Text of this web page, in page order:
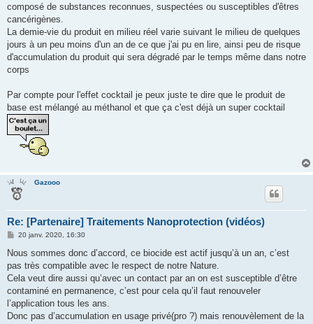
a
g
composé de substances reconnues, suspectées ou susceptibles d'êtres
cancérigènes.
La demie-vie du produit en milieu réel varie suivant le milieu de quelques
jours à un peu moins d'un an de ce que j'ai pu en lire, ainsi peu de risque
d'accumulation du produit qui sera dégradé par le temps même dans notre
corps
Par compte pour l'effet cocktail je peux juste te dire que le produit de
base est mélangé au méthanol et que ça c'est déjà un super cocktail
Gazooo
Re: [Partenaire] Traitements Nanoprotection (vidéos)
M
s
a
g
20 janv. 2020, 16:30
Nous sommes donc d’accord, ce biocide est actif jusqu’à un an, c’est
pas très compatible avec le respect de notre Nature.
Cela veut dire aussi qu’avec un contact par an on est susceptible d’être
contaminé en permanence, c’est pour cela qu’il faut renouveler
l’application tous les ans.
Donc pas d’accumulation en usage privé(pro ?) mais renouvèlement de la